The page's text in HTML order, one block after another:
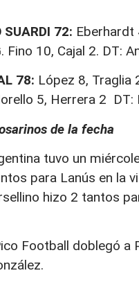
SUARDI 72: Eberhardt
Fino 10, Cajal 2. DT:
78: López 8, Traglia
5, Herrera 2 DT:
de la fecha
tuvo un
para Lanús en la
hizo 2 tantos
Football doblegó a